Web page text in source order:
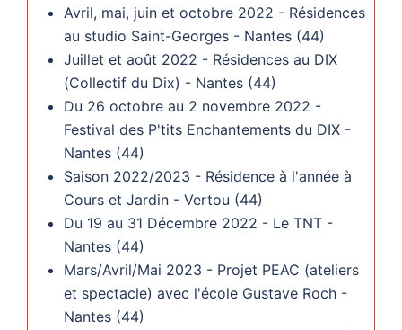
Avril, mai, juin et octobre 2022 - Résidences
au studio Saint-Georges - Nantes (44)
Juillet et août 2022 - Résidences au DIX
(Collectif du Dix) - Nantes (44)
Du 26 octobre au 2 novembre 2022 -
Festival des P'tits Enchantements du DIX -
Nantes (44)
Saison 2022/2023 - Résidence à l'année à
Cours et Jardin - Vertou (44)
Du 19 au 31 Décembre 2022 - Le TNT -
Nantes (44)
Mars/Avril/Mai 2023 - Projet PEAC (ateliers
et spectacle) avec l'école Gustave Roch -
Nantes (44)